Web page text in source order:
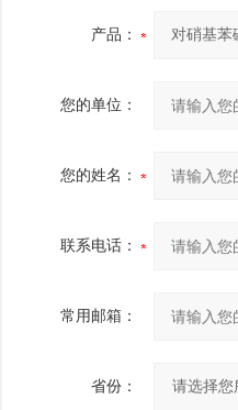
产品：
您的单位：
您的姓名：
联系电话：
常用邮箱：
省份：